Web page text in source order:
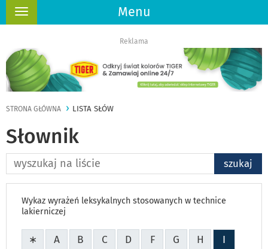
Menu
Rozwiń
Reklama
STRONA GŁÓWNA LISTA SŁÓW
Słownik
Wyszukiwana
fraza
szukaj
Wykaz wyrażeń leksykalnych stosowanych w technice
lakierniczej
∗ WSZYSTKIE
A B C D F G H
I